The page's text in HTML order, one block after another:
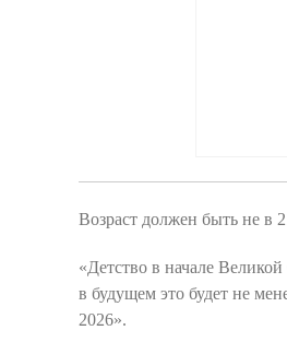
Возраст должен быть не в
«Детство в начале
в будущем это будет не
2026».